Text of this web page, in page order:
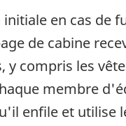
en cas de
de cabine
y compris les
membre
enfile et utilise